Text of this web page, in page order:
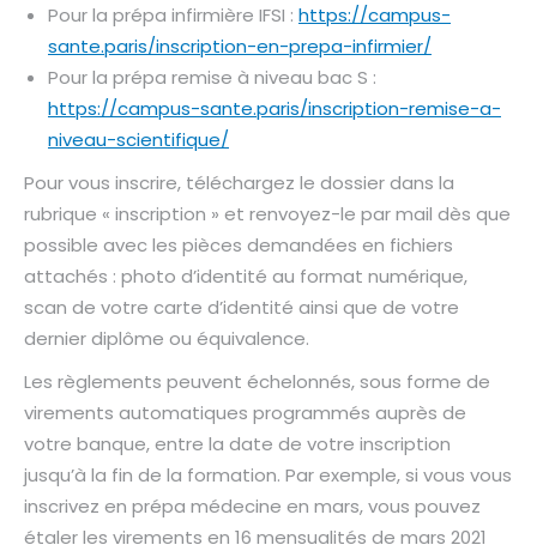
Pour la prépa infirmière IFSI : https://campus-
sante.paris/inscription-en-prepa-infirmier/
Pour la prépa remise à niveau bac S :
https://campus-sante.paris/inscription-remise-a-
niveau-scientifique/
Pour vous inscrire, téléchargez le dossier dans la
rubrique « inscription » et renvoyez-le par mail dès que
possible avec les pièces demandées en fichiers
attachés : photo d’identité au format numérique,
scan de votre carte d’identité ainsi que de votre
dernier diplôme ou équivalence.
Les règlements peuvent échelonnés, sous forme de
virements automatiques programmés auprès de
votre banque, entre la date de votre inscription
jusqu’à la fin de la formation. Par exemple, si vous vous
inscrivez en prépa médecine en mars, vous pouvez
étaler les virements en 16 mensualités de mars 2021